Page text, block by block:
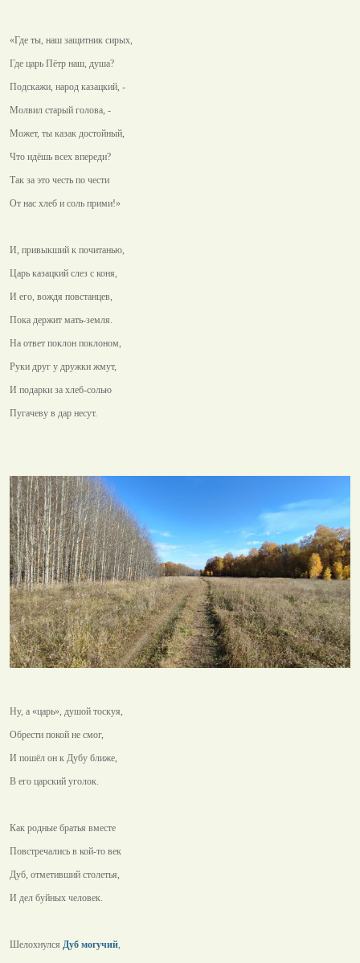
«Где ты, наш защитник сирых,
Где царь Пётр наш, душа?
Подскажи, народ казацкий, -
Молвил старый голова, -
Может, ты казак достойный,
Что идёшь всех впереди?
Так за это честь по чести
От нас хлеб и соль прими!»
И, привыкший к почитанью,
Царь казацкий слез с коня,
И его, вождя повстанцев,
Пока держит мать-земля.
На ответ поклон поклоном,
Руки друг у дружки жмут,
И подарки за хлеб-солью
Пугачеву в дар несут.
Ну, а «царь», душой тоскуя,
Обрести покой не смог,
И пошёл он к Дубу ближе,
В его царский уголок.
Как родные братья вместе
Повстречались в кой-то век
Дуб, отметивший столетья,
И дел буйных человек.
Шелохнулся Дуб могучий,